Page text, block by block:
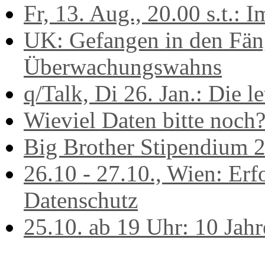
Fr, 13. Aug., 20.00 s.t.:
UK: Gefangen in den
Überwachungswahns
q/Talk, Di 26. Jan.: Die
Wieviel Daten bitte noch?
Big Brother Stipendium
26.10 - 27.10., Wien:
Datenschutz
25.10. ab 19 Uhr: 10